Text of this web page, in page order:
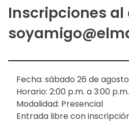
Inscripciones al
Fecha: sábado 26 de
Horario: 2:00 p.m. a 3:00 p.m.
Modalidad: Presencial
Entrada libre con